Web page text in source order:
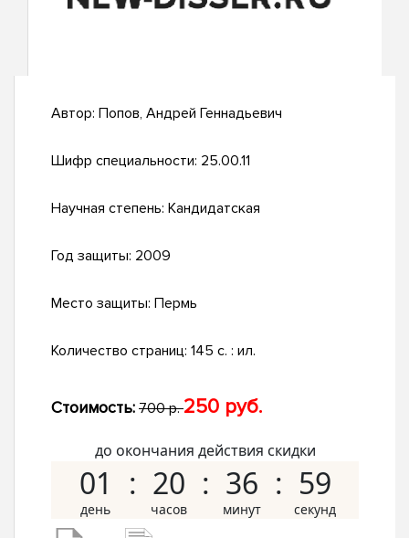
Автор: Попов, Андрей Геннадьевич
Шифр специальности: 25.00.11
Научная степень: Кандидатская
Год защиты: 2009
Место защиты: Пермь
Количество страниц: 145 с. : ил.
Стоимость: 700 р.250 руб.
до окончания действия скидки
01 20 36 58